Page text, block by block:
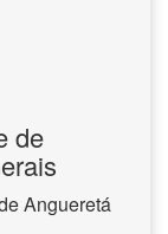
de
Angueretá